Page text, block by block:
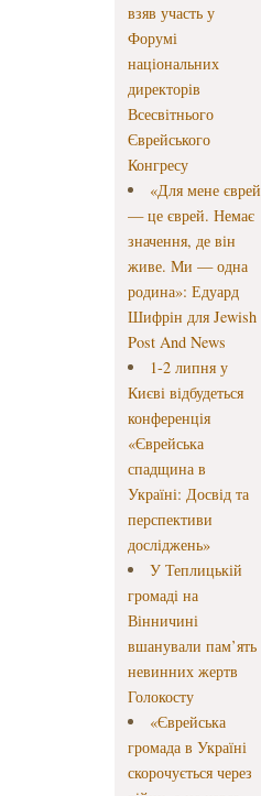
взяв участь у
Форумі
національних
директорів
Всесвітнього
Єврейського
Конгресу
«Для мене єврей
— це єврей. Немає
значення, де він
живе. Ми — одна
родина»: Едуард
Шифрін для Jewish
Post And News
1-2 липня у
Києві відбудеться
конференція
«Єврейська
спадщина в
Україні: Досвід та
перспективи
досліджень»
У Теплицькій
громаді на
Вінничині
вшанували пам’ять
невинних жертв
Голокосту
«Єврейська
громада в Україні
скорочується через